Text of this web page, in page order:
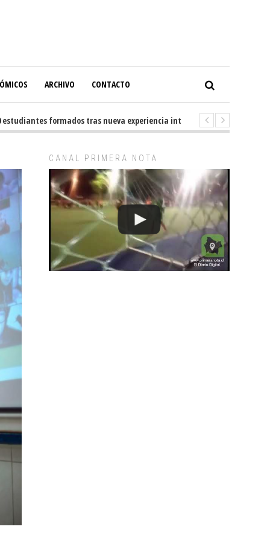
ARCHIVO CONTACTO
formados tras nueva experiencia internacional en Buenos Aires
CANAL PRIMERA NOTA